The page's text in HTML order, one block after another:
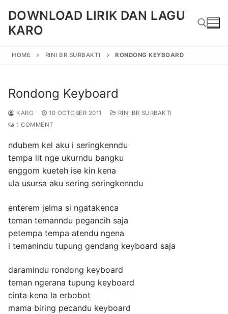
content
DOWNLOAD LIRIK DAN LAGU
KARO
HOME RINI BR SURBAKTI RONDONG KEYBOARD
Rondong Keyboard
KARO 10 OCTOBER 2011
RINI BR SURBAKTI
1 COMMENT
ndubem kel aku i seringkenndu
tempa lit nge ukurndu bangku
enggom kueteh ise kin kena
ula usursa aku sering seringkenndu
enterem jelma si ngatakenca
teman temanndu pegancih saja
petempa tempa atendu ngena
i temanindu tupung gendang keyboard saja
daramindu rondong keyboard
teman ngerana tupung keyboard
cinta kena la erbobot
mama biring pecandu keyboard